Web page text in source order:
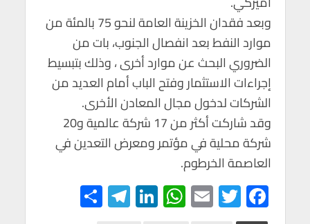
وبعد فقدان الخزينة العامة لنحو 75 بالمئة من
موارد النفط بعد انفصال الجنوب، بات من
الضروري البحث عن موارد أخرى ، وذلك بتبسيط
إجراءات الاستثمار وفتح الباب أمام العديد من
الشركات لدخول مجال المعادن الأخرى.
وقد شاركت أكثر من 17 شركة عالمية و20
شركة محلية في مؤتمر ومعرض التعدين في
العاصمة الخرطوم.
F
T
E
W
Li
Te